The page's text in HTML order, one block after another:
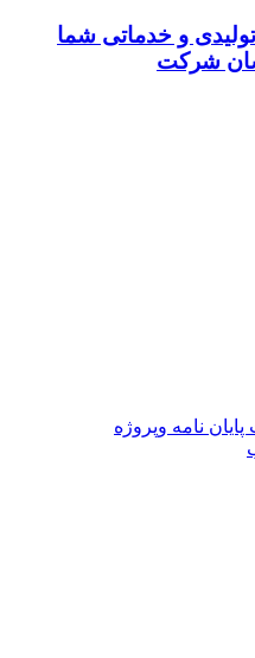
و خدماتی شما
شرکت
نامه وپروژه